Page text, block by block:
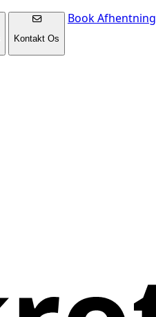
Kontakt Os
Book Afhentning